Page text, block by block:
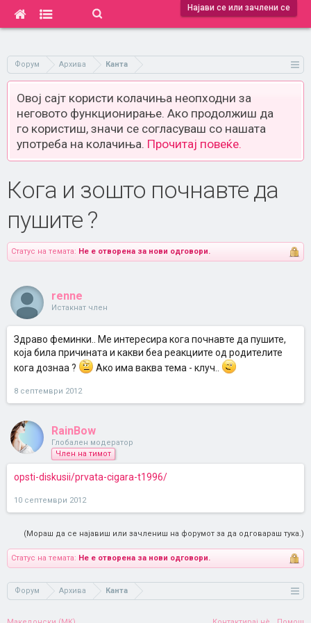
Најави се или зачлени се
Форум Архива Канта
Овој сајт користи колачиња неопходни за
неговото функционирање. Ако продолжиш да
го користиш, значи се согласуваш со нашата
употреба на колачиња. Прочитај повеќе.
Кога и зошто почнавте да
пушите ?
Статус на темата: Не е отворена за нови одговори.
renne
Истакнат член
Здраво феминки.. Ме интересира кога почнавте да пушите,
која била причината и какви беа реакциите од родителите
кога дознаа ?
Ако има ваква тема - клуч..
8 септември 2012
RainBow
Глобален модератор
Член на тимот
opsti-diskusii/prvata-cigara-t1996/
10 септември 2012
(Мораш да се најавиш или зачлениш на форумот за да одговараш тука.)
Статус на темата: Не е отворена за нови одговори.
Форум Архива Канта